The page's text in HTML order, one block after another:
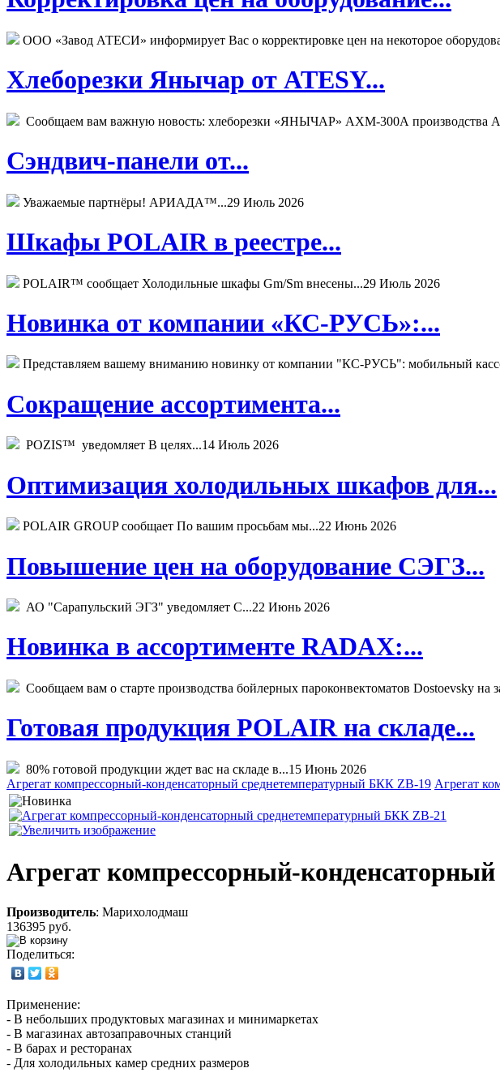
ООО «Завод АТЕСИ» информирует Вас о корректировке цен на некоторое
Хлеборезки Янычар от ATESY...
Сообщаем вам важную новость: хлеборезки «ЯНЫЧАР» АХМ-300А производства
Сэндвич-панели от...
Уважаемые партнёры! АРИАДА™...29 Июль 2026
Шкафы POLAIR в реестре...
POLAIR™ сообщает Холодильные шкафы Gm/Sm внесены...29 Июль 2026
Новинка от компании «КС-РУСЬ»:...
Представляем вашему вниманию новинку от компании "КС-РУСЬ": мобильный
Сокращение ассортимента...
POZIS™ уведомляет В целях...14 Июль 2026
Оптимизация холодильных шкафов для...
POLAIR GROUP сообщает По вашим просьбам мы...22 Июнь 2026
Повышение цен на оборудование СЭГЗ...
АО "Сарапульский ЭГЗ" уведомляет С...22 Июнь 2026
Новинка в ассортименте RADAX:...
Сообщаем вам о старте производства бойлерных пароконвектоматов Dostoevsky на
Готовая продукция POLAIR на складе...
80% готовой продукции ждет вас на складе в...15 Июнь 2026
Агрегат компрессорный-конденсаторный среднетемпературный БКК ZB-19 Агрегат
Агрегат компрессорный-
Производитель: Марихолодмаш
136395 руб.
Поделиться:
Применение:
- В небольших продуктовых магазинах и минимаркетах
- В магазинах автозаправочных станций
- В барах и ресторанах
- Для холодильных камер средних размеров